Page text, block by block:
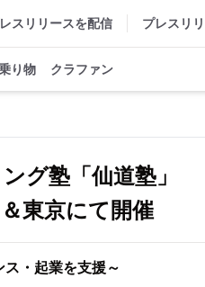
スリリースを配信 プレスリ
り物 クラファン
グ塾「仙道塾」
東京にて開催
ス・起業を支援～